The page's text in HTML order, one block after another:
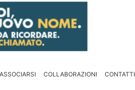
COLLABORAZIONI CONTATTI